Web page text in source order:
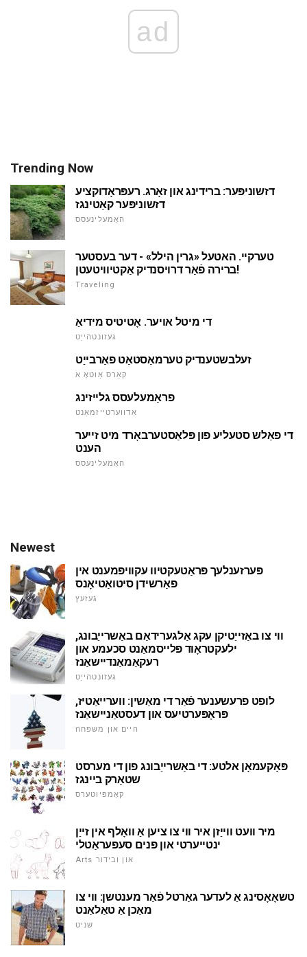
ad
Trending Now
דזשוניפּער: ברידינג און זאָרג. רעפּראָדוקציע
דזשוניפּער קאַטינגז
האָמעלינעסס
טערקיי. האטעל «גרין הילל» - דער בעסטער
ברירה פֿאַר דרויסנדיק אַקטיוויטעטן!
Traveling
די מיטל אויער. אָטיטיס מידיאַ
געזונטהייַט
זעלבשטענדיק טערמאַסטאַט פאַרבייַט
קאַרס אַוטאָ א
פראַמעלעסס גלייזינג
אַדווערטייזמאַנט
די פאַלש סטעליע פון פּלאַסטערבאָרד מיט זייער
הענט
האָמעלינעסס
Newest
פּערזענלעך פּראַטעקטיוו עקוויפּמענט אין
פאַרשידן סיטואַטיאָנס
געזעץ
ווי צו באַזייַטיקן עקג אַלגערידאַם באַשרייַבונג,
ילעקטראָוד פּלייסמאַנט סכעמע און
רעקאַמאַנדיישאַנז
געזונטהייַט
לופט פרעשענער פֿאַר די מאַשין: ווערייאַטיז,
פּראָפּערטיעס און דעסטאַניישאַנז
היים און משפּחה
פּאָקעמאָן אלטע: די באַשרייַבונג פון די מערסט
שטאַרק ביינגז
קאָמפּיוטערס
מיר וועט ווייַזן איר ווי צו ציען אַ וואָלף אין זייַן
ינטייערטי און פּנים סעפּעראַטלי
Arts און ובידור
טשאָאָסינג אַ לעדער גאַרטל פֿאַר מענטשן: ווי צו
מאַכן אַ טאַלאַנט
שניט